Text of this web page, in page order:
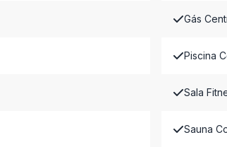
Gás
Piscina
Sala
Sauna